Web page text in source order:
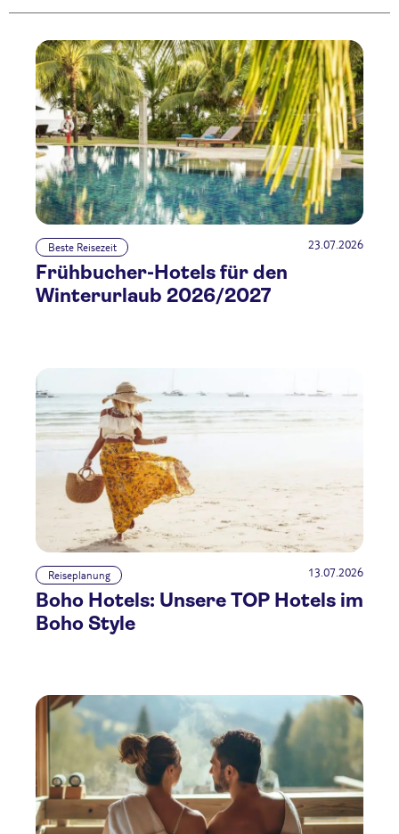
Beste Reisezeit 23.07.2026
Frühbucher-Hotels für den
Winterurlaub 2026/2027
Reiseplanung 13.07.2026
Boho Hotels: Unsere TOP Hotels im
Boho Style